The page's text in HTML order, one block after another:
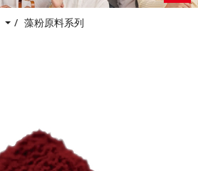
藻粉原料系列